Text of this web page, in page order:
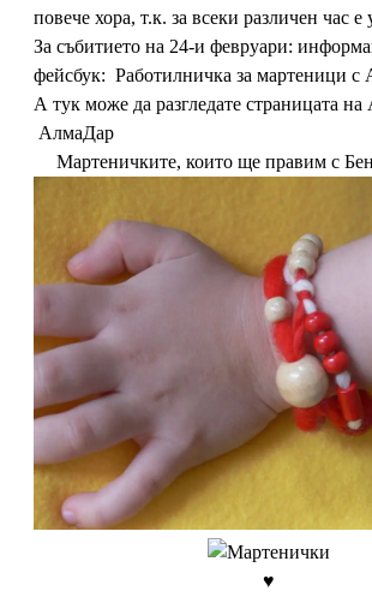
повече хора, т.к. за всеки различен час е
За събитието на 24-и февруари:
фейсбук: Работилничка за мартеници с
А тук може да разгледате страницата на
АлмаДар
Мартеничките, които ще правим с
♥